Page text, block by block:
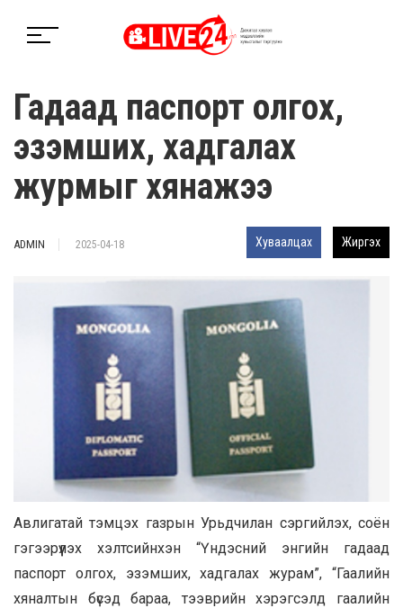
Гадаад паспорт олгох,
эзэмших, хадгалах
журмыг хянажээ
ADMIN 2025-04-18 Хуваалцах Жиргэх
Авлигатай тэмцэх газрын Урьдчилан сэргийлэх, соён
гэгээрүүлэх хэлтсийнхэн “Үндэсний энгийн гадаад
паспорт олгох, эзэмших, хадгалах журам”, “Гаалийн
хяналтын бүсэд бараа, тээврийн хэрэгсэлд гаалийн